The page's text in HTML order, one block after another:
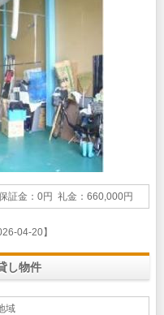
金：0円 礼金：660,000円
04-20】
し物件
域